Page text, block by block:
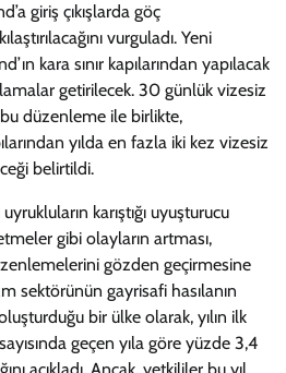
giriş çıkışlarda göç
vurguladı. Yeni
kara sınır kapılarından yapılacak
getirilecek. 30 günlük vizesiz
bu düzenleme ile birlikte,
yılda en fazla iki kez vizesiz
belirtildi.
karıştığı uyuşturucu
gibi olayların artması,
gözden geçirmesine
sektörünün gayrisafi hasılanın
bir ülke olarak, yılın ilk
geçen yıla göre yüzde 3,4